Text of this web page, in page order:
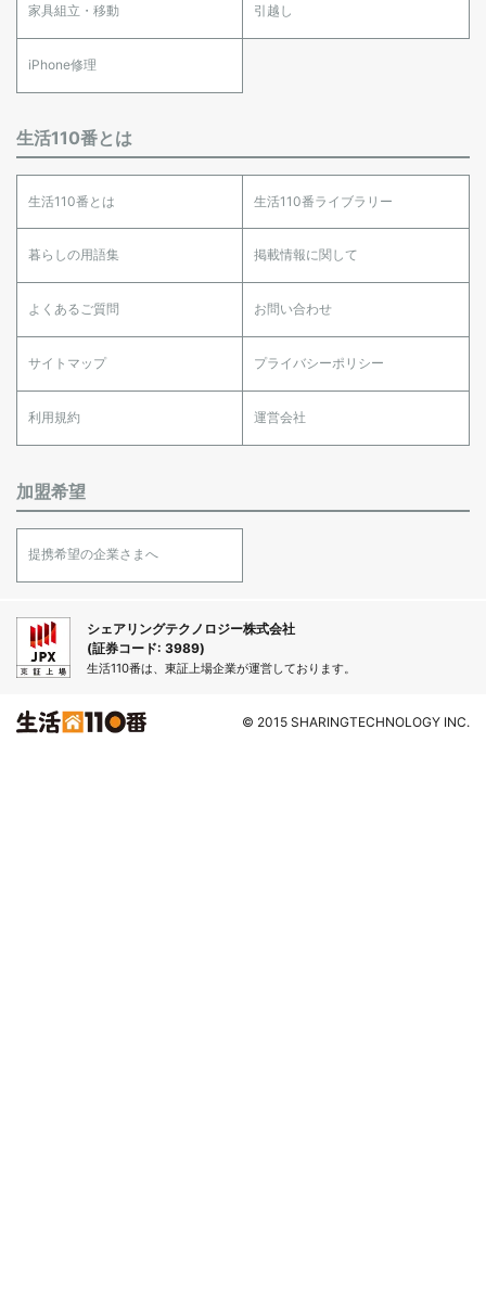
家具組立・移動 引越し
iPhone修理
生活110番とは
生活110番とは 生活110番ライブラリー
暮らしの用語集 掲載情報に関して
よくあるご質問 お問い合わせ
サイトマップ プライバシーポリシー
利用規約 運営会社
加盟希望
提携希望の企業さまへ
シェアリングテクノロジー株式会社
(証券コード: 3989)
生活110番は、東証上場企業が運営しております。
© 2015 SHARINGTECHNOLOGY INC.